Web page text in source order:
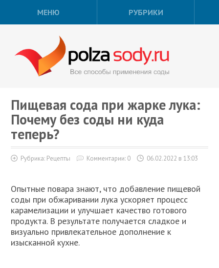
МЕНЮ РУБРИКИ
Пищевая сода при жарке лука:
Почему без соды ни куда
теперь?
Рубрика: Рецепты Комментарии: 0 06.02.2022 в 13:03
Опытные повара знают, что добавление пищевой
соды при обжаривании лука ускоряет процесс
карамелизации и улучшает качество готового
продукта. В результате получается сладкое и
визуально привлекательное дополнение к
изысканной кухне.